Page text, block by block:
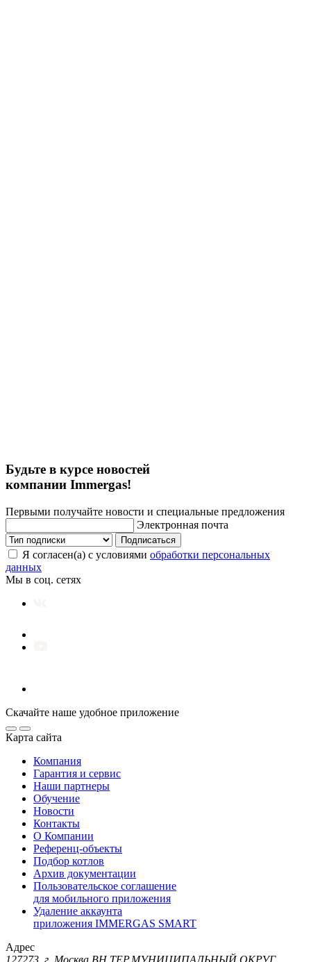
Будьте в курсе новостей
компании Immergas!
Первыми получайте новости и специальные предложения
Электронная почта
Подписаться
Я согласен(а) с условиями обработки персональных
данных
Мы в соц. сетях
Скачайте наше удобное приложение
Карта сайта
Компания
Гарантия и сервис
Наши партнеры
Обучение
Новости
Контакты
О Компании
Референц-объекты
Подбор котлов
Архив документации
Пользовательское соглашение
для мобильного приложения
Удаление аккаунта
приложения IMMERGAS SMART
Адрес
127273, г. Москва ВН.ТЕР.МУНИЦИПАЛЬНЫЙ ОКРУГ